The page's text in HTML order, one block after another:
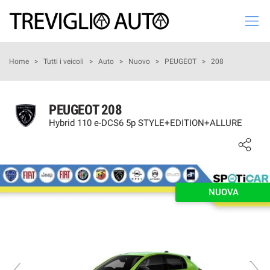
HOME
AZIENDA
ASSISTENZA
Home > Tutti i veicoli > Auto > Nuovo > PEUGEOT > 208
PEUGEOT 208
Hybrid 110 e-DCS6 5p STYLE+EDITION+ALLURE
NUOVA
tue
preferenze
di
seguente
pannello
esprimere
le
tue
di